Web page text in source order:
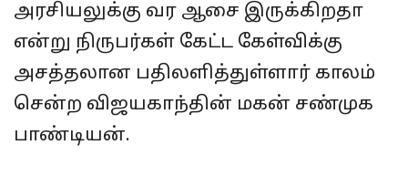
அரசியலுக்கு வர ஆசை இருக்கிறதா
என்று நிருபர்கள் கேட்ட கேள்விக்கு
அசத்தலான பதிலளித்துள்ளார் காலம்
சென்ற விஜயகாந்தின் மகன் சண்முக
பாண்டியன்.